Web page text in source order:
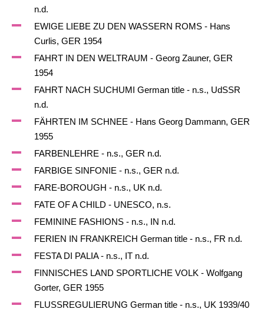
n.d.
EWIGE LIEBE ZU DEN WASSERN ROMS - Hans
Curlis, GER 1954
FAHRT IN DEN WELTRAUM - Georg Zauner, GER
1954
FAHRT NACH SUCHUMI German title - n.s., UdSSR
n.d.
FÄHRTEN IM SCHNEE - Hans Georg Dammann, GER
1955
FARBENLEHRE - n.s., GER n.d.
FARBIGE SINFONIE - n.s., GER n.d.
FARE-BOROUGH - n.s., UK n.d.
FATE OF A CHILD - UNESCO, n.s.
FEMININE FASHIONS - n.s., IN n.d.
FERIEN IN FRANKREICH German title - n.s., FR n.d.
FESTA DI PALIA - n.s., IT n.d.
FINNISCHES LAND SPORTLICHE VOLK - Wolfgang
Gorter, GER 1955
FLUSSREGULIERUNG German title - n.s., UK 1939/40